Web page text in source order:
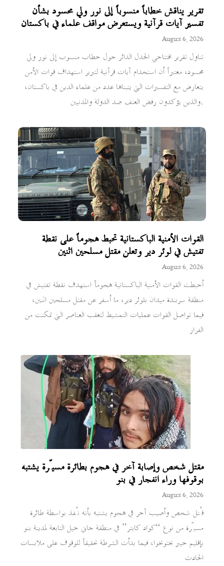
تقرير يناقش خطاباً منسوباً إلى نور ولي محسود بشأن
تفسير آيات قرآنية ويستعرض مواقف علماء في باكستان
August 6, 2026
تناول تقرير افتتاحي الجدل الدائر حول خطاب منسوب إلى نور ولي
محسود، معتبراً أن استخدام آيات قرآنية لتبرير استهداف قوات الأمن
يتعارض مع التفسيرات التي يتبناها عدد من علماء الدين في باكستان،
والذين يؤكدون رفض العنف ضد الدولة والمدنيين.
القوات الأمنية الباكستانية تحبط هجوماً على نقطة
تفتيش في لوئر دير وتعلن مقتل مسلحين اثنين
August 6, 2026
أحبطت القوات الأمنية الباكستانية هجوماً استهدف نقطة تفتيش في
منطقة سربندة ميدان بلوئر دير، ما أسفر عن مقتل مسلحين اثنين،
فيما تواصل القوات عمليات التمشيط لتعقب العناصر التي تمكنت من
الفرار
مقتل شخص وإصابة آخر في هجوم بطائرة مسيّرة يشتبه
بوقوفها وراء انفجار في بنو
August 6, 2026
قُتل شخص وأصيب آخر في هجوم يشتبه بأنه نُفذ بواسطة طائرة
مسيّرة من نوع “كواد كابتر” في منطقة جاني خيل التابعة لمدينة بنو
بإقليم خيبر بختونخوا، فيما بدأت الشرطة تحقيقاً للوقوف على ملابسات
الحادث